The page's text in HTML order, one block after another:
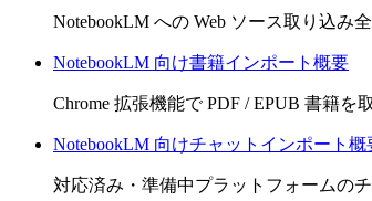
NotebookLM への Web ソース取り込み
NotebookLM 向け書籍インポート概要
Chrome 拡張機能で PDF / EPUB 書籍を
NotebookLM 向けチャットインポート概
対応済み・準備中プラットフォームの